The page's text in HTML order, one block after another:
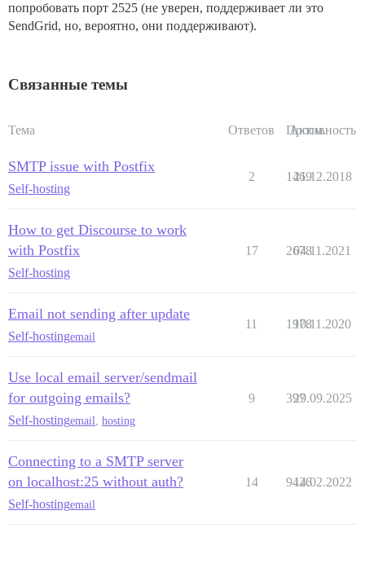
попробовать порт 2525 (не уверен, поддерживает ли это
SendGrid, но, вероятно, они поддерживают).
Связанные темы
Тема Ответов Просм.
Активность
SMTP issue with Postfix
Self-hosting
2 1469
21.12.2018
How to get Discourse to work
with Postfix
Self-hosting
17 2678
04.11.2021
Email not sending after update
Self-hostingemail
11 1978
10.11.2020
Use local email server/sendmail
for outgoing emails?
Self-hostingemail hosting
9 397
29.09.2025
Connecting to a SMTP server
on localhost:25 without auth?
Self-hostingemail
14 9426
14.02.2022